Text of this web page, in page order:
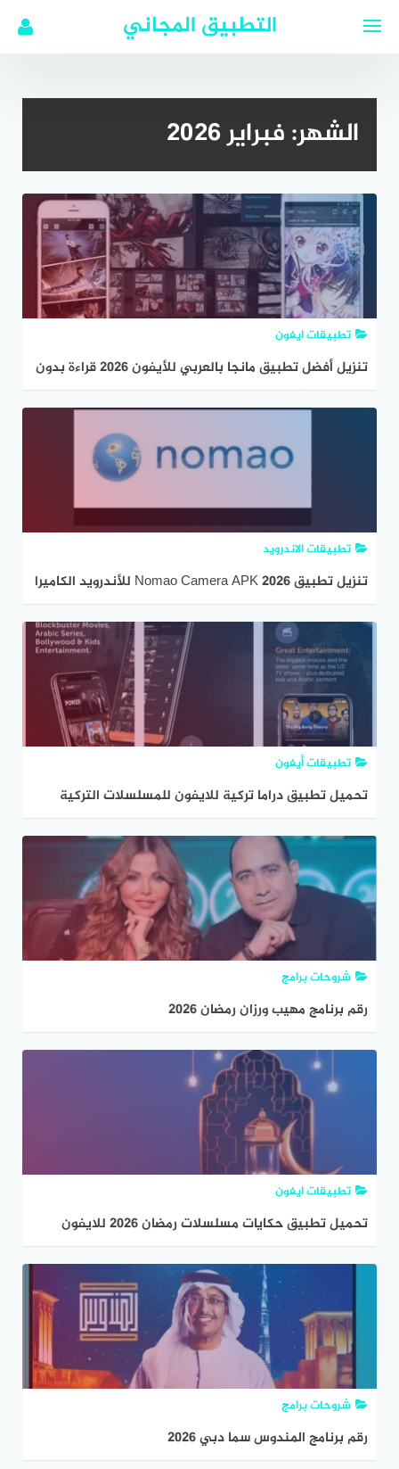
التطبيق المجاني
الشهر:فبراير 2026
تطبيقات ايفون
تنزيل أفضل تطبيق مانجا بالعربي للأيفون 2026 قراءة بدون
تطبيقات الاندرويد
تنزيل تطبيق Nomao Camera APK 2026 للأندرويد الكاميرا
تطبيقات أيفون
تحميل تطبيق دراما تركية للايفون للمسلسلات التركية
شروحات برامج
رقم برنامج مهيب ورزان رمضان 2026
تطبيقات ايفون
تحميل تطبيق حكايات مسلسلات رمضان 2026 للايفون
شروحات برامج
رقم برنامج المندوس سما دبي 2026